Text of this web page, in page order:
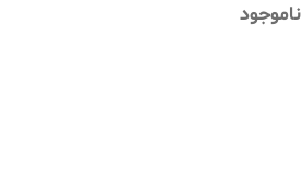
ناموجود